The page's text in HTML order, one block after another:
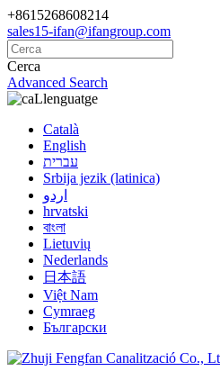
+8615268608214
sales15-ifan@ifangroup.com
Cerca
Advanced Search
Llenguatge
Català
English
עברית
Srbija jezik (latinica)
اردو
hrvatski
বাংলা
Lietuvių
Nederlands
日本語
Việt Nam
Cymraeg
Български